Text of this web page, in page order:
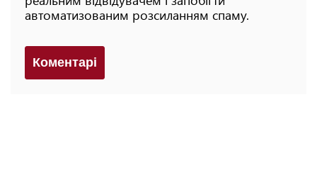
автоматизованим розсиланням спаму.
Коментарi